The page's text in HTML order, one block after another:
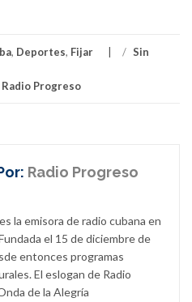
, Deportes, Fijar / Sin
Radio Progreso
Radio Progreso
la emisora de radio cubana en
el 15 de diciembre de
entonces programas
El eslogan de Radio
de la Alegría